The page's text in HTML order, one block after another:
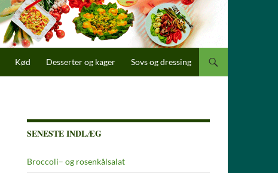
Kød Desserter og kager Sovs og dressing
SENESTE INDLÆG
Broccoli– og rosenkålsalat